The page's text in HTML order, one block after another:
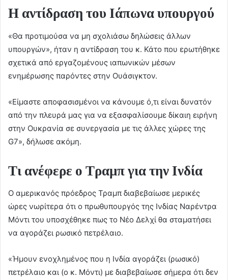
Η αντίδραση του Ιάπωνα υπουργού
«Θα προτιμούσα να μη σχολιάσω δηλώσεις άλλων
υπουργών», ήταν η αντίδραση του κ. Κάτο που ερωτήθηκε
σχετικά από εργαζομένους ιαπωνικών μέσων
ενημέρωσης παρόντες στην Ουάσιγκτον.
«Είμαστε αποφασισμένοι να κάνουμε ό,τι είναι δυνατόν
από την πλευρά μας για να εξασφαλίσουμε δίκαιη ειρήνη
στην Ουκρανία σε συνεργασία με τις άλλες χώρες της
G7», δήλωσε ακόμη.
Τι ανέφερε ο Τραμπ για την Ινδία
Ο αμερικανός πρόεδρος Τραμπ διαβεβαίωσε μερικές
ώρες νωρίτερα ότι ο πρωθυπουργός της Ινδίας Ναρέντρα
Μόντι του υποσχέθηκε πως το Νέο Δελχί θα σταματήσει
να αγοράζει ρωσικό πετρέλαιο.
«Ήμουν ενοχλημένος που η Ινδία αγοράζει (ρωσικό)
πετρέλαιο και (ο κ. Μόντι) με διαβεβαίωσε σήμερα ότι δεν